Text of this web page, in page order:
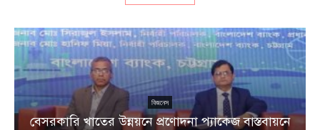
বিজনেস
বেসরকারি খাতের উন্নয়নে প্রণোদনা প্যাকেজ বাস্তবায়নে